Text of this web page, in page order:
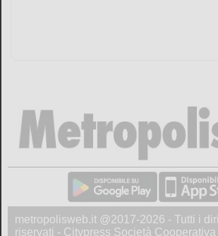
metropolisweb.it @2017-2026 - Tutti i
riservati - Citypress Società Cooperativa